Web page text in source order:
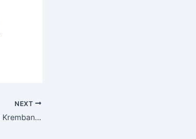
NEXT
Pesan Wakil Ketua PCM Krembangan Bidang Dikdasmen & PNF pada Pelepasan Siswa Kelas IX Muven